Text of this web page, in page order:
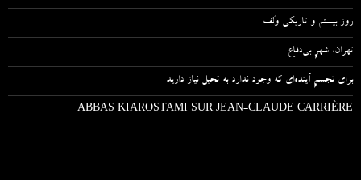
روز بیستم و تاریکی وُلف
تهران، شهرِ بی‌دفاع
برای تجسمِ آینده‌ای که وجود ندارد به تخیل نیاز دارید
ABBAS KIAROSTAMI SUR JEAN-CLAUDE CARRIÈRE